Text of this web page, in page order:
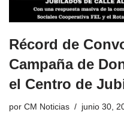
Récord de
Campaña de
el Centro de
por CM Noticias junio 30,